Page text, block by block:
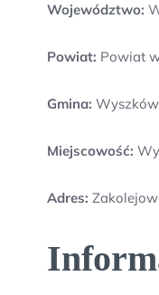
Województwo:
Powiat: Powiat
Gmina: Wyszków
Miejscowość:
Adres: